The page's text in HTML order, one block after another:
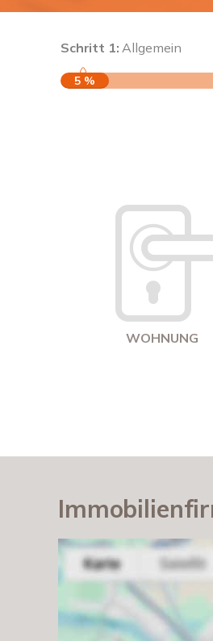
Schritt 1: Allgemein
5 %
WOHNUNG